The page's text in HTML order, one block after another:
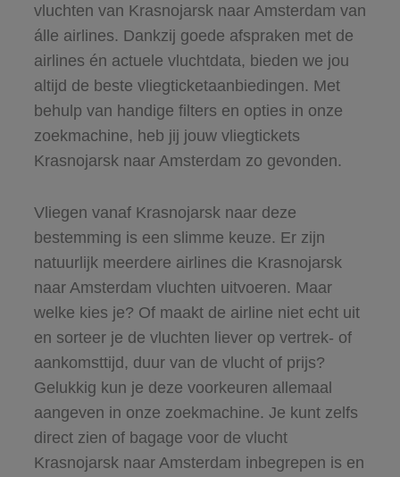
vluchten van Krasnojarsk naar Amsterdam van
álle airlines. Dankzij goede afspraken met de
airlines én actuele vluchtdata, bieden we jou
altijd de beste vliegticketaanbiedingen. Met
behulp van handige filters en opties in onze
zoekmachine, heb jij jouw vliegtickets
Krasnojarsk naar Amsterdam zo gevonden.
Vliegen vanaf Krasnojarsk naar deze
bestemming is een slimme keuze. Er zijn
natuurlijk meerdere airlines die Krasnojarsk
naar Amsterdam vluchten uitvoeren. Maar
welke kies je? Of maakt de airline niet echt uit
en sorteer je de vluchten liever op vertrek- of
aankomsttijd, duur van de vlucht of prijs?
Gelukkig kun je deze voorkeuren allemaal
aangeven in onze zoekmachine. Je kunt zelfs
direct zien of bagage voor de vlucht
Krasnojarsk naar Amsterdam inbegrepen is en